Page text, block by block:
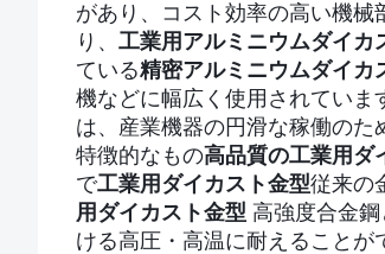
があり、コスト効率の高い機
り、 工業用アルミニウムダイカ
ている精密アルミニウムダイカ
機などに幅広く使用されていま
は、産業機器の円滑な稼働のた
特徴的なもの高品質の工業用ダ
で工業用ダイカスト金型従来の
用ダイカスト金型 高強度合金
ける高圧・高温に耐えること